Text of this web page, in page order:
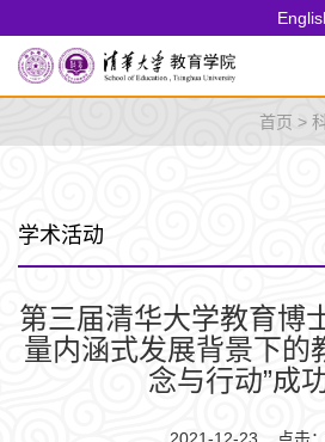
首页 >
学术活动
第三届清华大学教育
量内涵式发展背景下的
念与行动”成